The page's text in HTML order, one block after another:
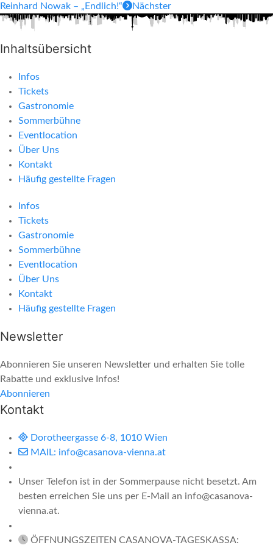
Reinhard Nowak – „Endlich!“
Nächster
Inhaltsübersicht
Infos
Tickets
Gastronomie
Sommerbühne
Eventlocation
Über Uns
Kontakt
Häufig gestellte Fragen
Infos
Tickets
Gastronomie
Sommerbühne
Eventlocation
Über Uns
Kontakt
Häufig gestellte Fragen
Newsletter
Abonnieren Sie unseren Newsletter und erhalten Sie tolle
Rabatte und exklusive Infos!
Abonnieren
Kontakt
Dorotheergasse 6-8, 1010 Wien
MAIL: info@casanova-vienna.at
Unser Telefon ist in der Sommerpause nicht besetzt. Am
besten erreichen Sie uns per E-Mail an info@casanova-
vienna.at.
ÖFFNUNGSZEITEN CASANOVA-TAGESKASSA: